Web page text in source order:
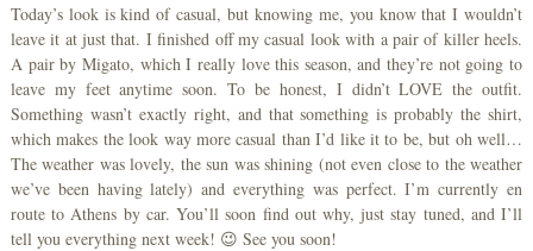
Today’s look is kind of casual, but knowing me, you know that I wouldn’t
leave it at just that. I finished off my casual look with a pair of killer heels.
A pair by Migato, which I really love this season, and they’re not going to
leave my feet anytime soon. To be honest, I didn’t LOVE the outfit.
Something wasn’t exactly right, and that something is probably the shirt,
which makes the look way more casual than I’d like it to be, but oh well…
The weather was lovely, the sun was shining (not even close to the weather
we’ve been having lately) and everything was perfect. I’m currently en
route to Athens by car. You’ll soon find out why, just stay tuned, and I’ll
tell you everything next week! 😉 See you soon!